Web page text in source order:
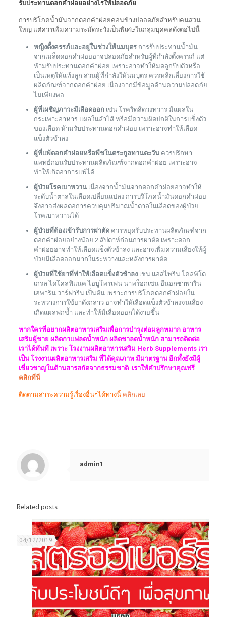
รับประทานดอกคำฝอยอย่างไรให้ปลอดภัย
การบริโภคน้ำมันจากดอกคำฝอยค่อนข้างปลอดภัยสำหรับคนส่วน
ใหญ่ แต่ควรเพิ่มความระมัดระวังเป็นพิเศษในกลุ่มบุคคลดังต่อไปนี้
หญิงตั้งครรภ์และอยู่ในช่วงให้นมบุตรการรับประทานน้ำมัน
จากเมล็ดดอกคำฝอยอาจปลอดภัยสำหรับผู้ที่กำลังตั้งครรภ์ แต่
ห้ามรับประทานดอกคำฝอย เพราะอาจทำให้มดลูกบีบตัวหรือ
เป็นเหตุให้แท้งลูก ส่วนผู้ที่กำลังให้นมบุตร ควรหลีกเลี่ยงการใช้
ผลิตภัณฑ์จากดอกคำฝอย เนื่องจากมีข้อมูลด้านความปลอดภัย
ไม่เพียงพอ
ผู้ที่เผชิญภาวะมีเลือดออกเช่น โรคริดสีดวงทวาร มีแผลใน
กระเพาะอาหาร แผลในลำไส้ หรือมีความผิดปกติในการแข็งตัว
ของเลือด ห้ามรับประทานดอกคำฝอย เพราะอาจทำให้เลือด
แข็งตัวช้าลง
ผู้ที่แพ้ดอกคำฝอยหรือพืชในตระกูลทานตะวันควรปรึกษา
แพทย์ก่อนรับประทานผลิตภัณฑ์จากดอกคำฝอย เพราะอาจ
ทำให้เกิดอาการแพ้ได้
ผู้ป่วยโรคเบาหวานเนื่องจากน้ำมันจากดอกคำฝอยอาจทำให้
ระดับน้ำตาลในเลือดเปลี่ยนแปลง การบริโภคน้ำมันดอกคำฝอย
จึงอาจส่งผลต่อการควบคุมปริมาณน้ำตาลในเลือดของผู้ป่วย
โรคเบาหวานได้
ผู้ป่วยที่ต้องเข้ารับการผ่าตัดควรหยุดรับประทานผลิตภัณฑ์จาก
ดอกคำฝอยอย่างน้อย 2 สัปดาห์ก่อนการผ่าตัด เพราะดอก
คำฝอยอาจทำให้เลือดแข็งตัวช้าลง และอาจเพิ่มความเสี่ยงให้ผู้
ป่วยมีเลือดออกมากในระหว่างและหลังการผ่าตัด
ผู้ป่วยที่ใช้ยาที่ทำให้เลือดแข็งตัวช้าลงเช่น แอสไพริน โคลพิโด
เกรล ไดโคลฟีแนค ไอบูโพรเฟน นาพร็อกเซน อีนอกซาพาริน
เฮพาริน วาร์ฟาริน เป็นต้น เพราะการบริโภคดอกคำฝอยใน
ระหว่างการใช้ยาดังกล่าว อาจทำให้เลือดแข็งตัวช้าลงจนเสี่ยง
เกิดแผลฟกช้ำ และทำให้มีเลือดออกได้ง่ายขึ้น
หากใครที่อยากผลิตอาหารเสริมเพื่อการบำรุงต่อมลูกหมาก อาหาร
เสริมผู้ชาย ผลิตกาแฟลดน้ำหนัก ผลิตชาลดน้ำหนัก สามารถติดต่อ
เราได้ทันที เพราะ โรงงานผลิตอาหารเสริม Herb Supplements เรา
เป็น โรงงานผลิตอาหารเสริม ที่ได้คุณภาพ มีมาตรฐาน อีกทั้งยังมีผู้
เชี่ยวชาญในด้านสารสกัดจากธรรมชาติ เราให้คำปรึกษาคุณฟรี
คลิกที่นี่
ติดตามสาระความรู้เรื่องอื่นๆได้ทางนี้ คลิกเลย
admin1
Related posts
04/12/2019